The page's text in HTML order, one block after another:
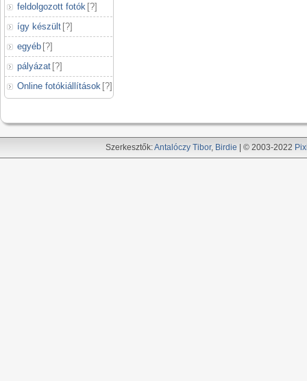
feldolgozott fotók [?]
így készült [?]
egyéb [?]
pályázat [?]
Online fotókiállítások [?]
Szerkesztők:Antalóczy Tibor, Birdie | © 2003-2022